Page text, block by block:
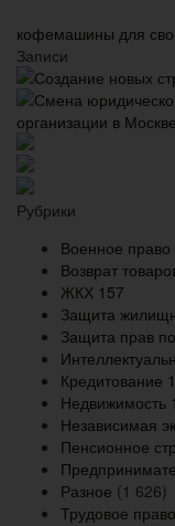
кофемашины для
Записи
Рубрики
Военное право
Возврат
ЖКХ 157
Защита
Защита прав
Кредитование
Недвижимость
Независимая
Пенсионное
Разное (1 626)
Трудовое право